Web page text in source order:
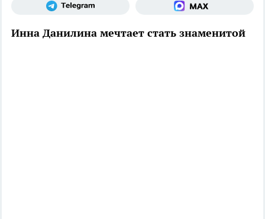
Инна Данилина мечтает стать знаменитой